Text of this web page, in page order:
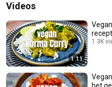
Videos
1:11
1.3K